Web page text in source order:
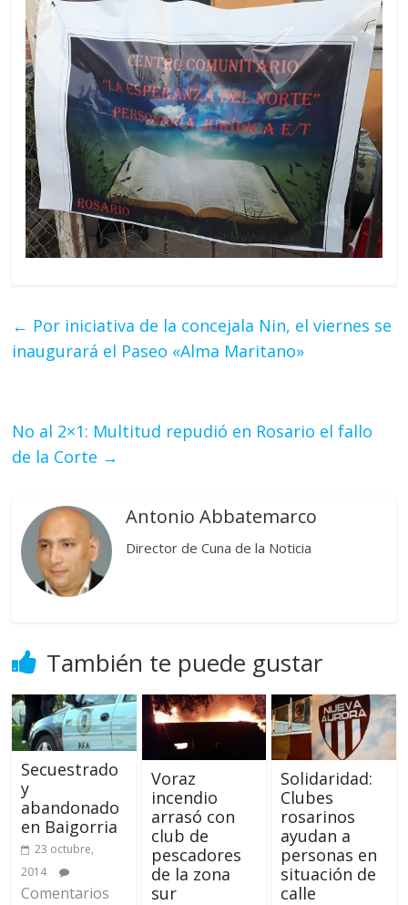
← Por iniciativa de la concejala Nin, el viernes se
inaugurará el Paseo «Alma Maritano»
No al 2×1: Multitud repudió en Rosario el fallo
de la Corte →
Antonio Abbatemarco
Director de Cuna de la Noticia
También te puede gustar
Secuestrado
y
abandonado
en Baigorria
23 octubre,
2014
Comentarios
Voraz
incendio
arrasó con
club de
pescadores
de la zona
sur
Solidaridad:
Clubes
rosarinos
ayudan a
personas en
situación de
calle